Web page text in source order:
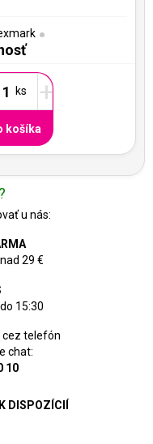
+
košíka
u nás:
29 €
15:30
cez telefón
chat:
10
DISPOZÍCIÍ